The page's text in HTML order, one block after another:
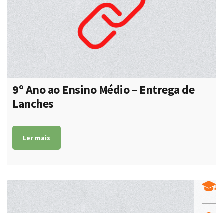
9º Ano ao Ensino Médio – Entrega de
Lanches
Ler mais